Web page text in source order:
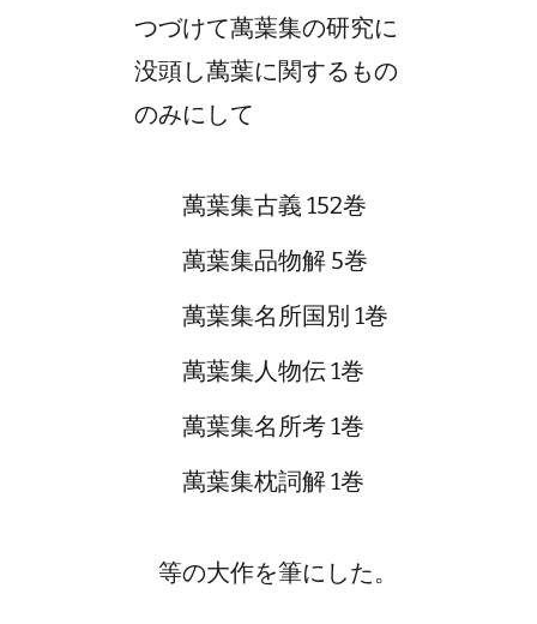
つづけて萬葉集の研究に
没頭し萬葉に関するもの
のみにして
萬葉集古義 152巻
萬葉集品物解 5巻
萬葉集名所国別 1巻
萬葉集人物伝 1巻
萬葉集名所考 1巻
萬葉集枕詞解 1巻
等の大作を筆にした。